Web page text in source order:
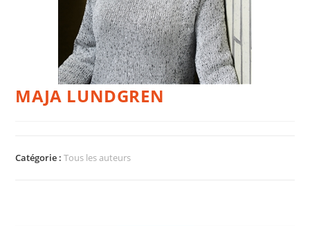
MAJA LUNDGREN
Catégorie :Tous les auteurs